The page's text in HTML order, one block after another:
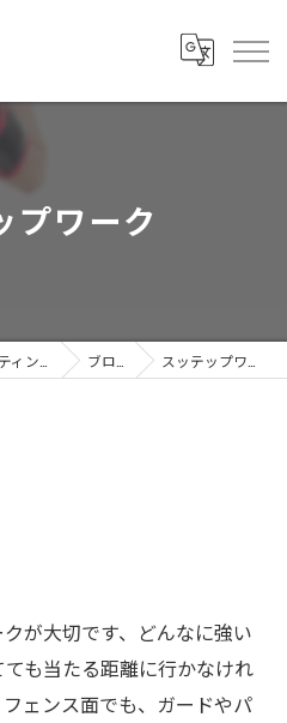
プワーク
ブログ スッテップワーク
が大切です、どんなに強い
も当たる距離に行かなけれ
ェンス面でも、ガードやパ